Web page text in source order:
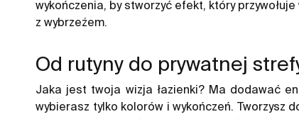
wykończenia, by stworzyć efekt, który
z wybrzeżem.
Od rutyny do prywatnej
Jaka jest twoja wizja łazienki? Ma dodawać
wybierasz tylko kolorów i wykończeń. Tworzysz